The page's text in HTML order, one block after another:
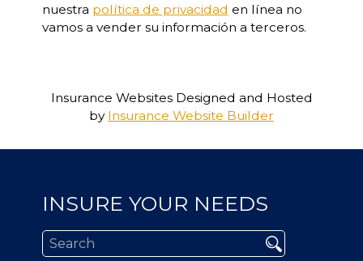
nuestra política de privacidad en línea no
vamos a vender su información a terceros.
Insurance WebsitesDesigned and Hosted
by Insurance Website Builder
INSURE YOUR NEEDS